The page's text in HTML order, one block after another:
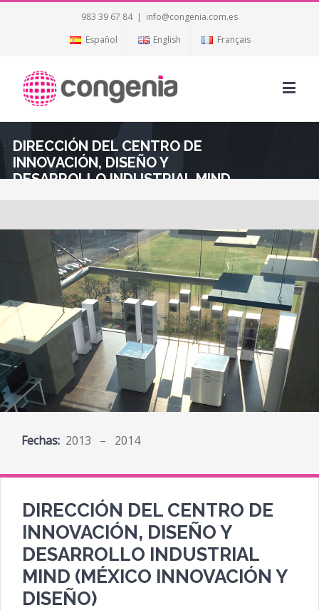
983 39 67 84 | info@congenia.com.es
Español
English Français
DIRECCIÓN DEL CENTRO DE
INNOVACIÓN, DISEÑO Y
DESARROLLO INDUSTRIAL MIND
Fechas: 2013 – 2014
DIRECCIÓN DEL CENTRO DE
INNOVACIÓN, DISEÑO Y
DESARROLLO INDUSTRIAL
MIND (MÉXICO INNOVACIÓN Y
DISEÑO)